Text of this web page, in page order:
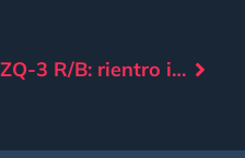
ZQ-3 R/B: rientro incontrollato nell’Oceano Pacifico